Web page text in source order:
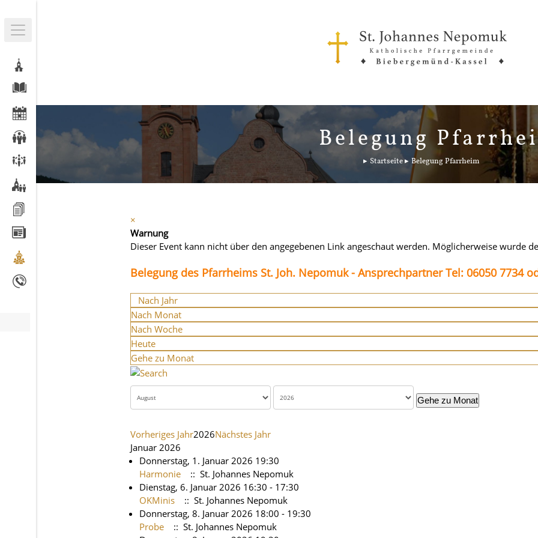
Belegung
Startseite Belegung Pfarrheim
×
Warnung
Dieser Event kann nicht über den angegebenen Link angeschaut werden. Möglicherweise wurde
Belegung des Pfarrheims St. Joh. Nepomuk - Ansprechpartner Tel: 06050 7734
Nach Jahr
Nach Monat
Nach Woche
Heute
Gehe zu Monat
Gehe zu Monat
Vorheriges Jahr2026Nächstes Jahr
Januar 2026
Donnerstag, 1. Januar 2026 19:30
Harmonie
:: St. Johannes Nepomuk
Dienstag, 6. Januar 2026 16:30 - 17:30
OKMinis
:: St. Johannes Nepomuk
Donnerstag, 8. Januar 2026 18:00 - 19:30
Probe
:: St. Johannes Nepomuk